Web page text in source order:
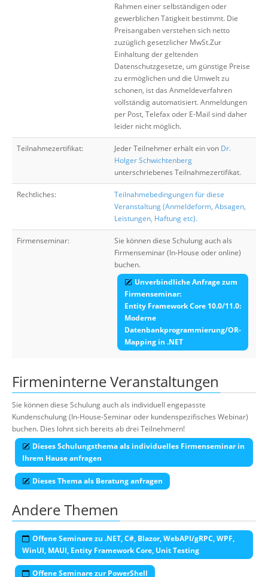
Rahmen einer selbständigen oder
gewerblichen Tätigkeit bestimmt. Die
Preisangaben verstehen sich netto
zuzüglich gesetzlicher MwSt.Zur
Einhaltung der geltenden
Datenschutzgesetze, um günstige Preise
zu ermöglichen und die Umwelt zu
schonen, ist das Anmeldeverfahren
vollständig automatisiert. Anmeldungen
per Post, Telefax oder E-Mail sind daher
leider nicht möglich.
Teilnahmezertifikat: Jeder Teilnehmer erhält ein von Dr.
Holger Schwichtenberg
unterschriebenes Teilnahmezertifikat.
Rechtliches:
Teilnahmebedingungen für diese
Veranstaltung (Anmeldeform, Absagen,
Leistungen, Haftung etc).
Firmenseminar:
Sie können diese Schulung auch als
Firmenseminar (In-House oder online)
buchen.
Unverbindliche Anfrage zum
Firmenseminar:
Entity Framework Core 10.0/11.0:
Moderne
Datenbankprogrammierung/OR-
Mapping in .NET
Firmeninterne Veranstaltungen
Sie können diese Schulung auch als individuell engepasste
Kundenschulung (In-House-Seminar oder kundenspezifisches Webinar)
buchen. Dies lohnt sich bereits ab drei Teilnehmern!
Dieses Schulungsthema als individuelles Firmenseminar in
Ihrem Hause anfragen
Dieses Thema als Beratung anfragen
Andere Themen
Offene Seminare zu .NET, C#, Blazor, WebAPI/gRPC, WPF,
WinUI, MAUI, Entity Framework Core, Unit Testing
Offene Seminare zur PowerShell